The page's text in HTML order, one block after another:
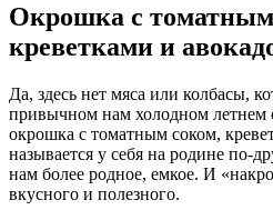
Окрошка с
креветками и
Да, здесь нет мяса или колбасы,
привычном нам холодном летнем
окрошка с томатным соком,
называется у себя на родине по-
нам более родное, емкое. И
вкусного и полезного.